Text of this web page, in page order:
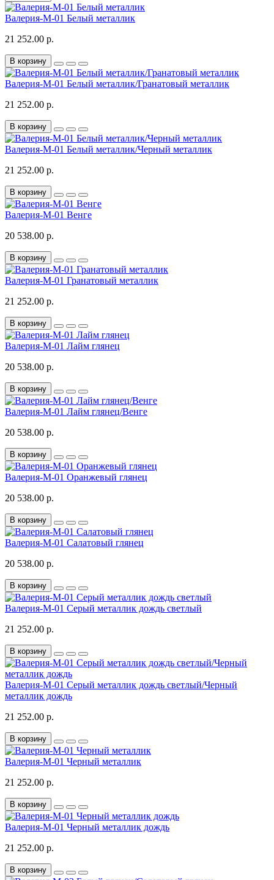
Валерия-М-01 Белый металлик
21 252.00 р.
В корзину
Валерия-М-01 Белый металлик/Гранатовый металлик
21 252.00 р.
В корзину
Валерия-М-01 Белый металлик/Черный металлик
21 252.00 р.
В корзину
Валерия-М-01 Венге
20 538.00 р.
В корзину
Валерия-М-01 Гранатовый металлик
21 252.00 р.
В корзину
Валерия-М-01 Лайм глянец
20 538.00 р.
В корзину
Валерия-М-01 Лайм глянец/Венге
20 538.00 р.
В корзину
Валерия-М-01 Оранжевый глянец
20 538.00 р.
В корзину
Валерия-М-01 Салатовый глянец
20 538.00 р.
В корзину
Валерия-М-01 Серый металлик дождь светлый
21 252.00 р.
В корзину
Валерия-М-01 Серый металлик дождь светлый/Черный
металлик дождь
21 252.00 р.
В корзину
Валерия-М-01 Черный металлик
21 252.00 р.
В корзину
Валерия-М-01 Черный металлик дождь
21 252.00 р.
В корзину